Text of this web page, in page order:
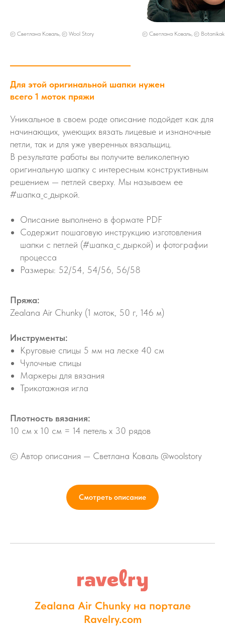
© Светлана Коваль, © Wool Story © Светлана Коваль, ©
Для этой оригинальной шапки нужен
всего 1 моток пряжи
Уникальное в своем роде описание подойдет как для
начинающих, умеющих вязать лицевые и изнаночные
петли, так и для уже уверенных вязальщиц.
В результате работы вы получите великолепную
оригинальную шапку с интересным конструктивным
решением — петлей сверху. Мы называем ее
#шапка_с_дыркой.
Описание выполнено в формате PDF
Содержит пошаговую инструкцию изготовления
шапки с петлей (#шапка_с_дыркой) и фотографии
процесса
Размеры: 52/54, 54/56, 56/58
Пряжа:
Zealana Air Chunky (1 моток, 50 г, 146 м)
Инструменты:
Круговые спицы 5 мм на леске 40 см
Чулочные спицы
Маркеры для вязания
Трикотажная игла
Плотность вязания:
10 см х 10 см = 14 петель х 30 рядов
© Автор описания — Светлана Коваль @woolstory
Смотреть описание
Zealana Air Chunky на портале
Ravelry.com